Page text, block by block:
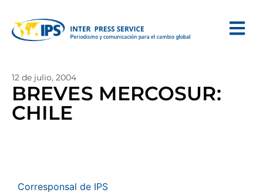
12 de julio, 2004
BREVES MERCOSUR:
CHILE
Corresponsal de IPS